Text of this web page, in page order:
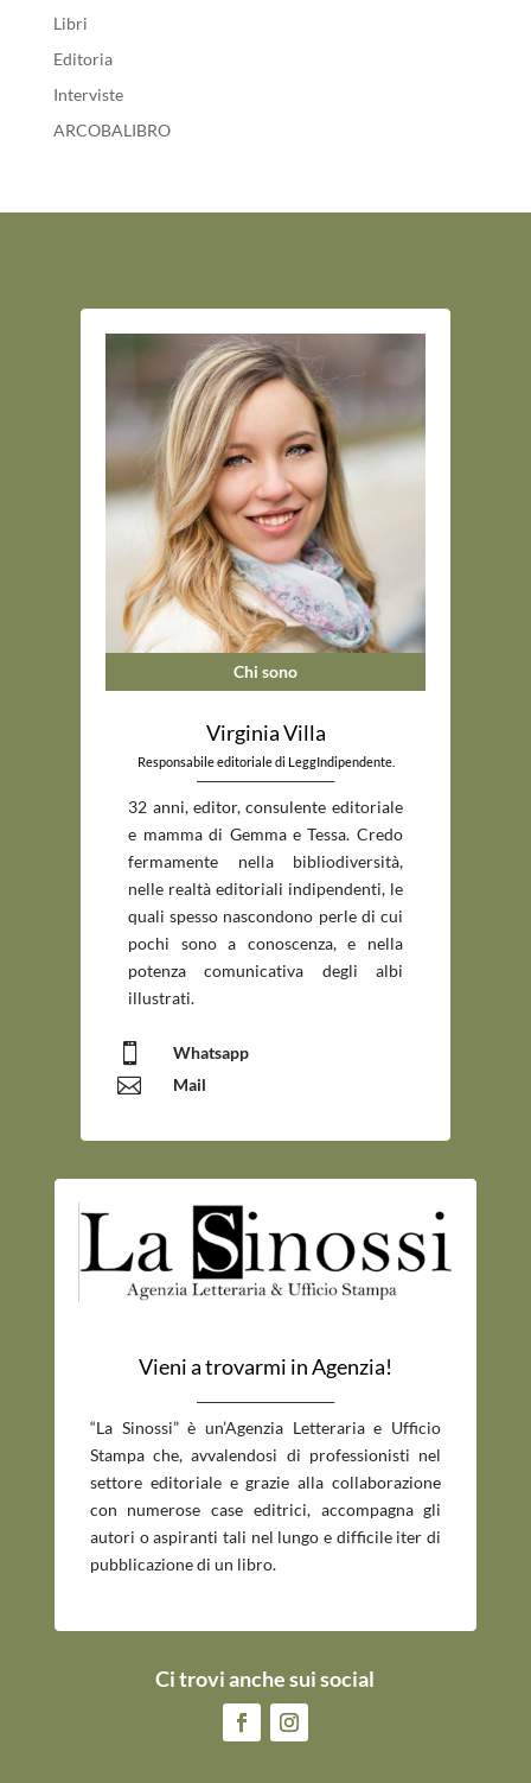
Libri
Editoria
Interviste
ARCOBALIBRO
Chi sono
Virginia Villa
Responsabile editoriale di LeggIndipendente.
_____________________________
32 anni, editor, consulente editoriale
e mamma di Gemma e Tessa. Credo
fermamente nella bibliodiversità,
nelle realtà editoriali indipendenti, le
quali spesso nascondono perle di cui
pochi sono a conoscenza, e nella
potenza comunicativa degli albi
illustrati.
 Whatsapp
 Mail
Vieni a trovarmi in Agenzia!
“La Sinossi” è un’Agenzia Letteraria e Ufficio
Stampa che, avvalendosi di professionisti nel
settore editoriale e grazie alla collaborazione
con numerose case editrici, accompagna gli
autori o aspiranti tali nel lungo e difficile iter di
pubblicazione di un libro.
Ci trovi anche sui social